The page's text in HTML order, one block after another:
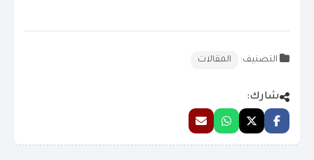
التصنيف: المقالات
شارك: